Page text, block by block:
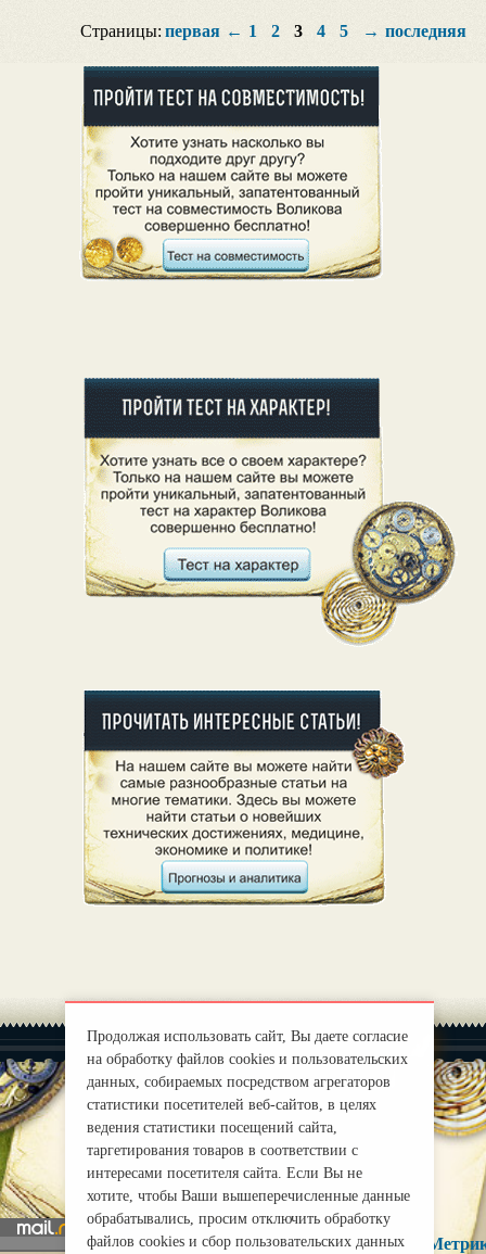
Страницы: первая ← 1 2 3 4 5 → последняя
О нас |
mirprognoz@mail.ru
Продолжая использовать сайт, Вы даете согласие
на обработку файлов cookies и пользовательских
данных, собираемых посредством агрегаторов
статистики посетителей веб-сайтов, в целях
ведения статистики посещений сайта,
таргетирования товаров в соответствии с
интересами посетителя сайта. Если Вы не
хотите, чтобы Ваши вышеперечисленные данные
обрабатывались, просим отключить обработку
файлов cookies и сбор пользовательских данных